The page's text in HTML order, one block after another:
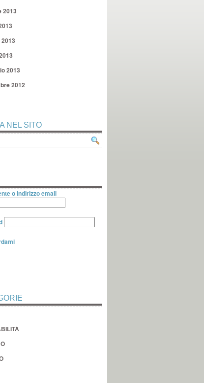
2013
2013
2012
NEL SITO
o indirizzo email